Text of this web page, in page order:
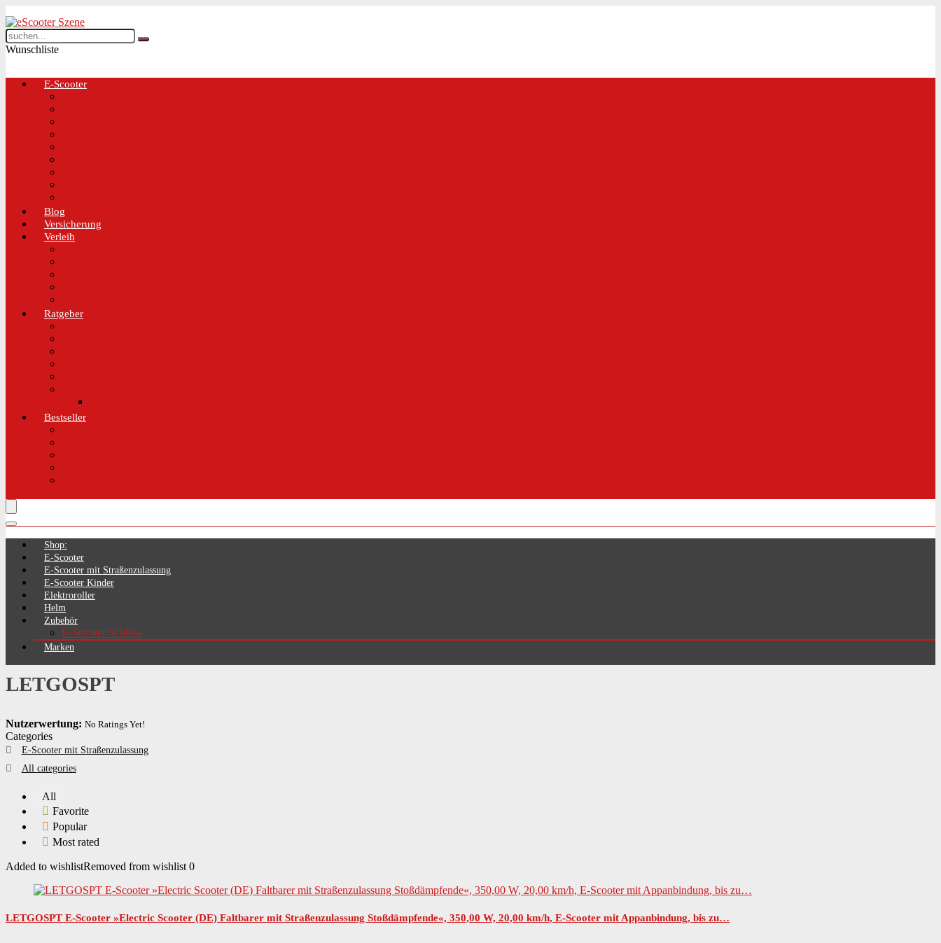
Wunschliste
E-Scooter
Blog
Versicherung
Verleih
Ratgeber
Bestseller
Shop:
E-Scooter
E-Scooter mit Straßenzulassung
E-Scooter Kinder
Elektroroller
Helm
Zubehör
E-Scooter Schloss
Marken
LETGOSPT
Nutzerwertung: No Ratings Yet!
Categories
E-Scooter mit Straßenzulassung
All categories
All
Favorite
Popular
Most rated
Added to wishlistRemoved from wishlist 0
LETGOSPT E-Scooter »Electric Scooter (DE) Faltbarer mit Straßenzulassung Stoßdämpfende«, 350,00 W, 20,00 km/h, E-Scooter mit Appanbindung, bis zu…